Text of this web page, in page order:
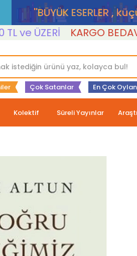
''BÜYÜK ESERLER ,
ve ÜZERİ KARGO BEDAVA
Çok Satanlar En Çok
Kolektif Süreli Yayınlar